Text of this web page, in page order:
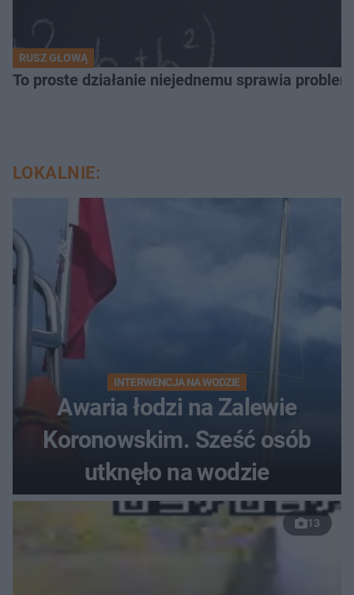
RUSZ GŁOWĄ
To proste działanie niejednemu sprawia
LOKALNIE:
INTERWENCJA NA WODZIE
Awaria łodzi na Zalewie
Koronowskim. Sześć osób
utknęło na wodzie
13